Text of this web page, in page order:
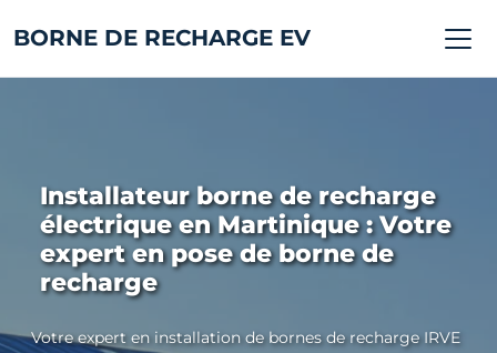
BORNE DE RECHARGE EV
Installateur borne de recharge
électrique en Martinique : Votre
expert en pose de borne de
recharge
Votre expert en installation de bornes de recharge IRVE